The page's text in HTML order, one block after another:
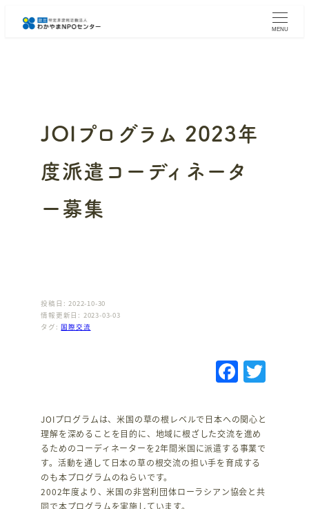
MENU
JOIプログラム 2023年
度派遣コーディネータ
ー募集
投稿日: 2022-10-30
情報更新日: 2023-03-03
タグ:国際交流
F
a
c
e
b
o
T
JOIプログラムは、米国の草の根レベルで日本への関心と
理解を深めることを目的に、地域に根ざした交流を進め
るためのコーディネーターを2年間米国に派遣する事業で
す。活動を通して日本の草の根交流の担い手を育成する
のも本プログラムのねらいです。
2002年度より、米国の非営利団体ローラシアン協会と共
同で本プログラムを実施しています。